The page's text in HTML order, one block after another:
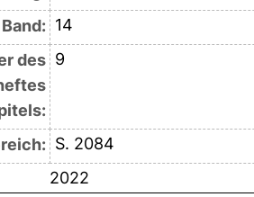
Band: 14
des 9
S. 2084
2022